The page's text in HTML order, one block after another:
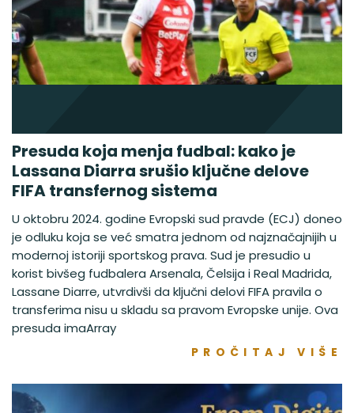
Presuda koja menja fudbal: kako je
Lassana Diarra srušio ključne delove
FIFA transfernog sistema
U oktobru 2024. godine Evropski sud pravde (ECJ) doneo
je odluku koja se već smatra jednom od najznačajnijih u
modernoj istoriji sportskog prava. Sud je presudio u
korist bivšeg fudbalera Arsenala, Čelsija i Real Madrida,
Lassane Diarre, utvrdivši da ključni delovi FIFA pravila o
transferima nisu u skladu sa pravom Evropske unije. Ova
presuda imaArray
PROČITAJ VIŠE